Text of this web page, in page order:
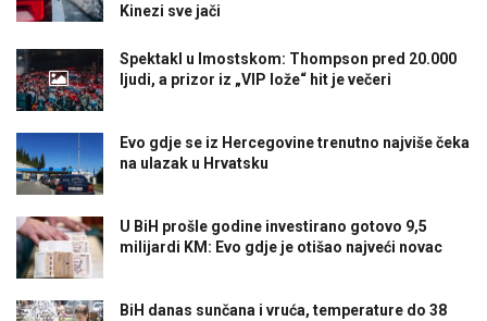
Kinezi sve jači
Spektakl u Imostskom: Thompson pred 20.000
ljudi, a prizor iz „VIP lože“ hit je večeri
Evo gdje se iz Hercegovine trenutno najviše čeka
na ulazak u Hrvatsku
U BiH prošle godine investirano gotovo 9,5
milijardi KM: Evo gdje je otišao najveći novac
BiH danas sunčana i vruća, temperature do 38